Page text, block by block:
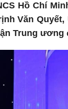
Hồ Chí
Văn
Trung ương